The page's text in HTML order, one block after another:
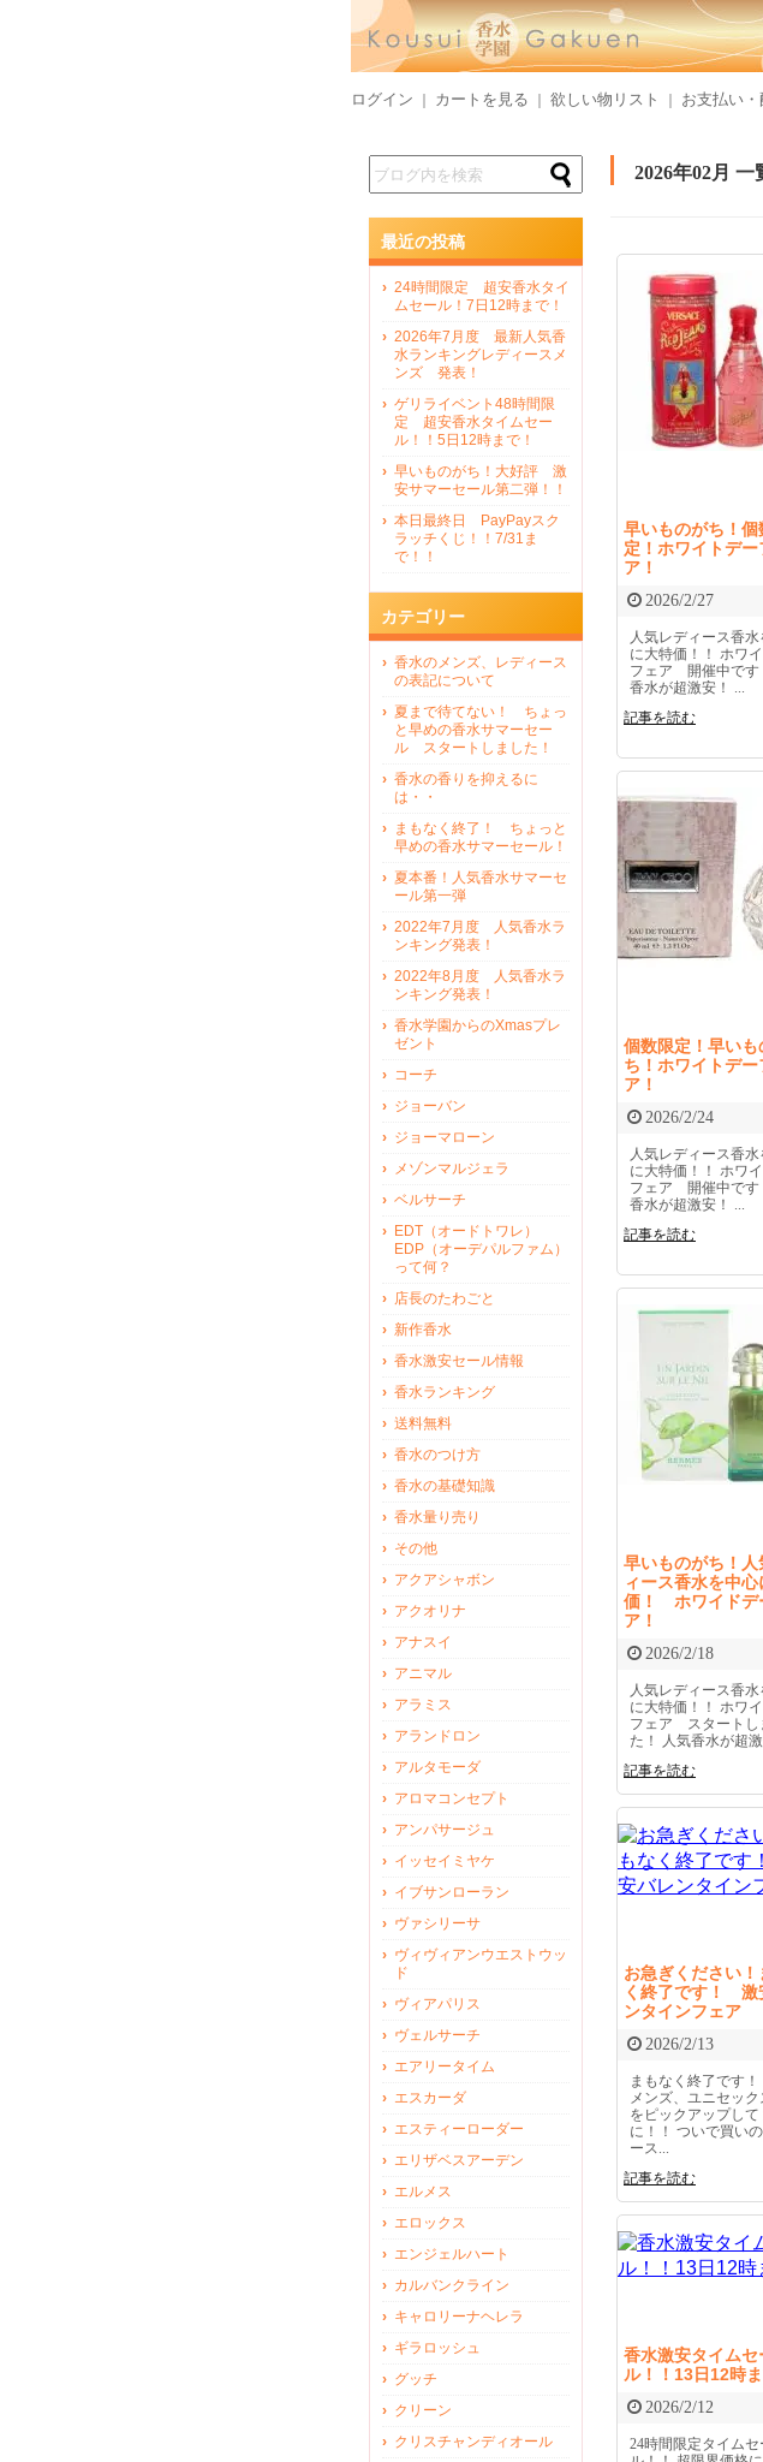
ログイン カートを見る 欲しい物リスト お支払い
2026年02月 一
早いものがち！個
定！ホワイトデー
ア！
2026/2/27
人気レディース香
に大特価！！ ホワ
フェア 開催中です
香水が超激安！ ...
記事を読む
個数限定！早いも
ち！ホワイトデー
ア！
2026/2/24
人気レディース香
に大特価！！ ホワ
フェア 開催中です
香水が超激安！ ...
記事を読む
早いものがち！人
ィース香水を中
価！ ホワイドデ
ア！
2026/2/18
人気レディース香
に大特価！！ ホワ
フェア スタートし
た！ 人気香水が超
記事を読む
お急ぎください！
く終了です！ 激
ンタインフェア
2026/2/13
まもなく終了です
メンズ、ユニセッ
をピックアップして
に！！ ついで買い
ース...
記事を読む
香水激安タイムセ
ル！！13日12時ま
2026/2/12
24時間限定タイムセ
最近の投稿
24時間限定 超安香水タイ
ムセール！7日12時まで！
2026年7月度 最新人気香
水ランキングレディースメ
ンズ 発表！
ゲリライベント48時間限
定 超安香水タイムセー
ル！！5日12時まで！
早いものがち！大好評 激
安サマーセール第二弾！！
本日最終日 PayPayスク
ラッチくじ！！7/31ま
で！！
カテゴリー
香水のメンズ、レディース
の表記について
夏まで待てない！ ちょっ
と早めの香水サマーセー
ル スタートしました！
香水の香りを抑えるに
は・・
まもなく終了！ ちょっと
早めの香水サマーセール！
夏本番！人気香水サマーセ
ール第一弾
2022年7月度 人気香水ラ
ンキング発表！
2022年8月度 人気香水ラ
ンキング発表！
香水学園からのXmasプレ
ゼント
コーチ
ジョーバン
ジョーマローン
メゾンマルジェラ
ベルサーチ
EDT（オードトワレ）
EDP（オーデパルファム）
って何？
店長のたわごと
新作香水
香水激安セール情報
香水ランキング
送料無料
香水のつけ方
香水の基礎知識
香水量り売り
その他
アクアシャボン
アクオリナ
アナスイ
アニマル
アラミス
アランドロン
アルタモーダ
アロマコンセプト
アンパサージュ
イッセイミヤケ
イブサンローラン
ヴァシリーサ
ヴィヴィアンウエストウッ
ド
ヴィアパリス
ヴェルサーチ
エアリータイム
エスカーダ
エスティーローダー
エリザベスアーデン
エルメス
エロックス
エンジェルハート
カルバンクライン
キャロリーナヘレラ
ギラロッシュ
グッチ
クリーン
クリスチャンディオール